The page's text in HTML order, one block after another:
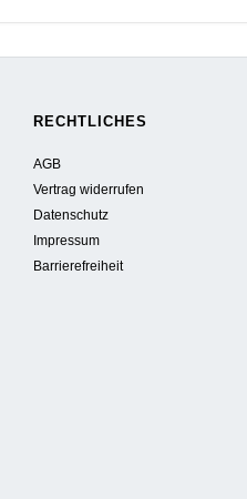
RECHTLICHES
AGB
Vertrag widerrufen
Datenschutz
Impressum
Barrierefreiheit